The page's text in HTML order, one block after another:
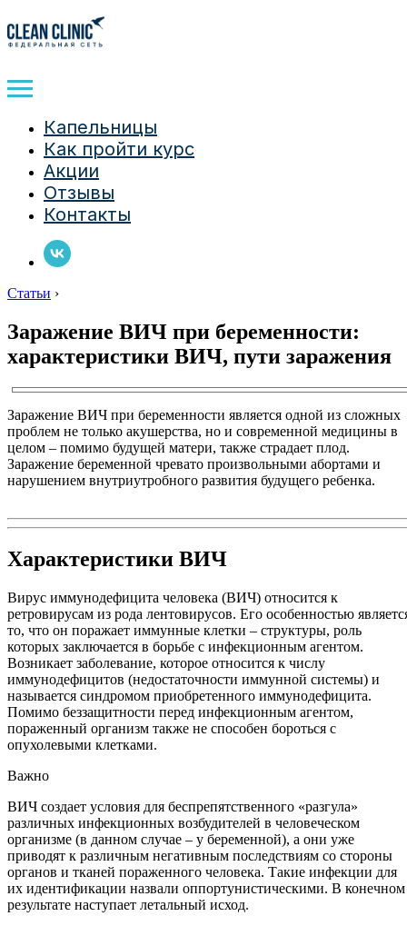
Капельницы
Как пройти курс
Акции
Отзывы
Контакты
Статьи ›
Заражение ВИЧ при беременности:
характеристики ВИЧ, пути заражения
Заражение ВИЧ при беременности является одной из сложных
проблем не только акушерства, но и современной медицины в
целом – помимо будущей матери, также страдает плод.
Заражение беременной чревато произвольными абортами и
нарушением внутриутробного развития будущего ребенка.
Характеристики ВИЧ
Вирус иммунодефицита человека (ВИЧ) относится к
ретровирусам из рода лентовирусов. Его особенностью
то, что он поражает иммунные клетки – структуры, роль
которых заключается в борьбе с инфекционным агентом.
Возникает заболевание, которое относится к числу
иммунодефицитов (недостаточности иммунной системы) и
называется синдромом приобретенного иммунодефицита.
Помимо беззащитности перед инфекционным агентом,
пораженный организм также не способен бороться с
опухолевыми клетками.
Важно
ВИЧ создает условия для беспрепятственного «разгула»
различных инфекционных возбудителей в человеческом
организме (в данном случае – у беременной), а они уже
приводят к различным негативным последствиям со стороны
органов и тканей пораженного человека. Такие инфекции для
их идентификации назвали оппортунистическими. В конечном
результате наступает летальный исход.